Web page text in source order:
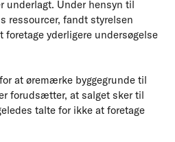
underlagt. Under hensyn til
ressourcer, fandt styrelsen
yderligere undersøgelse
at øremærke byggegrunde til
forudsætter, at salget sker til
talte for ikke at foretage